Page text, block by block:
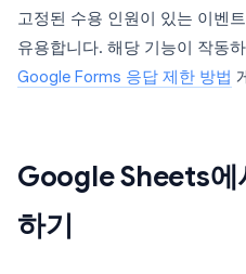
고정된 수용 인원이 있는 이벤
유용합니다. 해당 기능이 작동
Google Forms 응답 제한 방법
Google Sheets에
하기